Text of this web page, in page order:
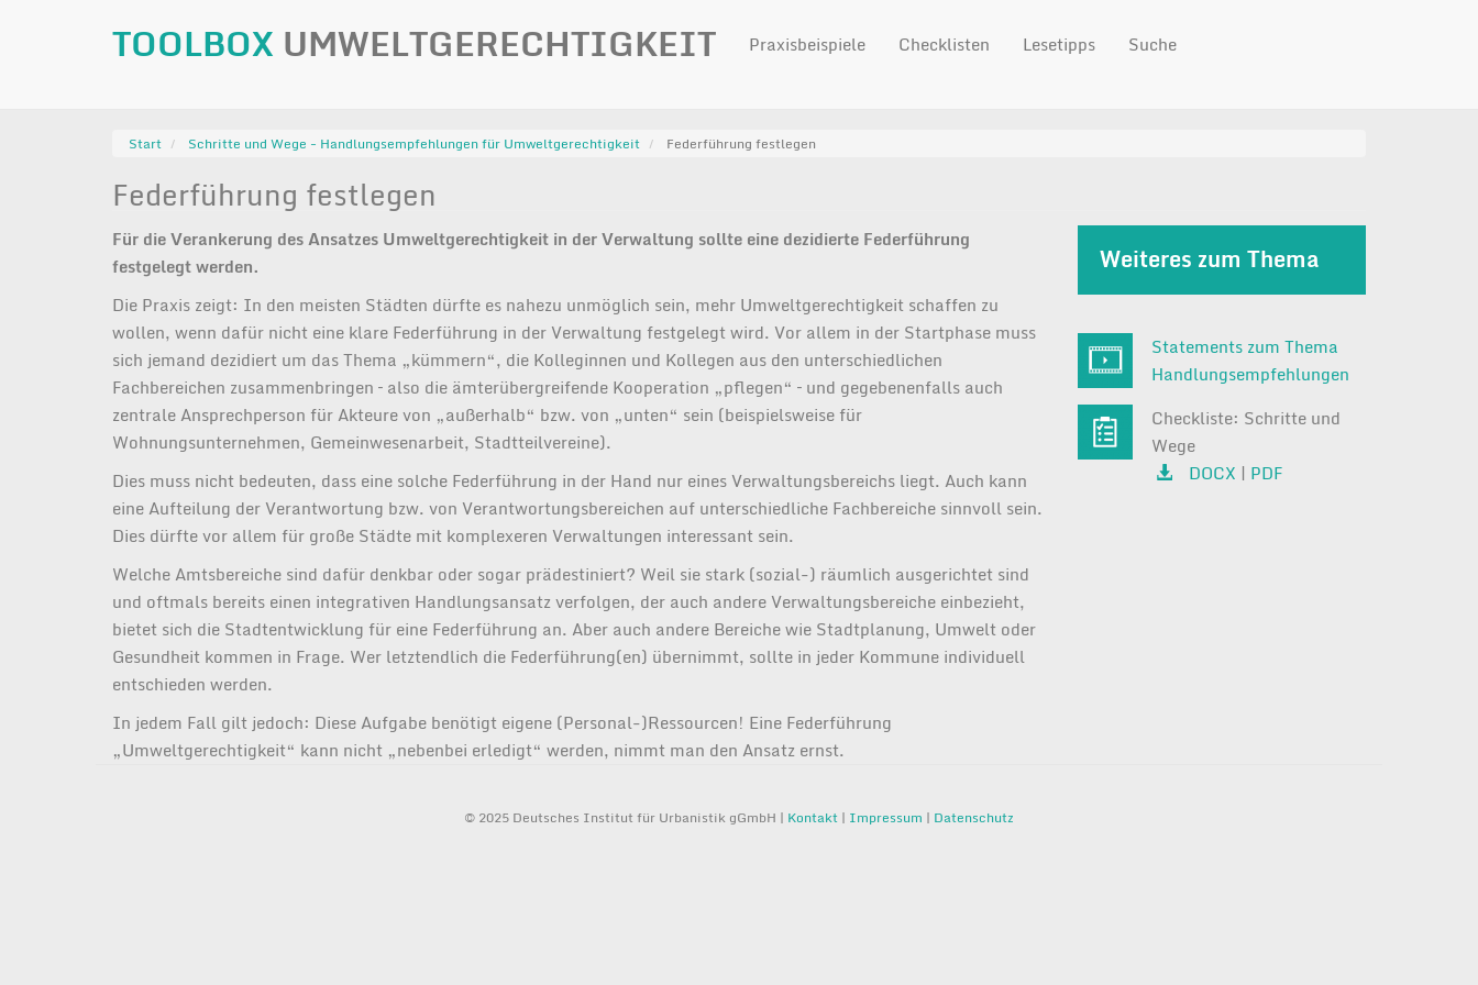
TOOLBOX UMWELTGERECHTIGKEIT
Main Praxisbeispiele Checklisten Lesetipps Suche
Start Schritte und Wege - Handlungsempfehlungen für Umweltgerechtigkeit Federführung festlegen
Federführung festlegen
Für die Verankerung des Ansatzes Umweltgerechtigkeit in der Verwaltung sollte eine dezidierte Federführung
festgelegt werden.
Die Praxis zeigt: In den meisten Städten dürfte es nahezu unmöglich sein, mehr Umweltgerechtigkeit schaffen zu
wollen, wenn dafür nicht eine klare Federführung in der Verwaltung festgelegt wird. Vor allem in der Startphase muss
sich jemand dezidiert um das Thema „kümmern“, die Kolleginnen und Kollegen aus den unterschiedlichen
Fachbereichen zusammenbringen – also die ämterübergreifende Kooperation „pflegen“ – und gegebenenfalls auch
zentrale Ansprechperson für Akteure von „außerhalb“ bzw. von „unten“ sein (beispielsweise für
Wohnungsunternehmen, Gemeinwesenarbeit, Stadtteilvereine).
Dies muss nicht bedeuten, dass eine solche Federführung in der Hand nur eines Verwaltungsbereichs liegt. Auch kann
eine Aufteilung der Verantwortung bzw. von Verantwortungsbereichen auf unterschiedliche Fachbereiche sinnvoll sein.
Dies dürfte vor allem für große Städte mit komplexeren Verwaltungen interessant sein.
Welche Amtsbereiche sind dafür denkbar oder sogar prädestiniert? Weil sie stark (sozial-) räumlich ausgerichtet sind
und oftmals bereits einen integrativen Handlungsansatz verfolgen, der auch andere Verwaltungsbereiche einbezieht,
bietet sich die Stadtentwicklung für eine Federführung an. Aber auch andere Bereiche wie Stadtplanung, Umwelt oder
Gesundheit kommen in Frage. Wer letztendlich die Federführung(en) übernimmt, sollte in jeder Kommune individuell
entschieden werden.
In jedem Fall gilt jedoch: Diese Aufgabe benötigt eigene (Personal-)Ressourcen! Eine Federführung
„Umweltgerechtigkeit“ kann nicht „nebenbei erledigt“ werden, nimmt man den Ansatz ernst.
Weiteres zum Thema
Statements zum Thema
Handlungsempfehlungen
Checkliste: Schritte und
Wege
DOCX | PDF
© 2025 Deutsches Institut für Urbanistik gGmbH | Kontakt | Impressum | Datenschutz